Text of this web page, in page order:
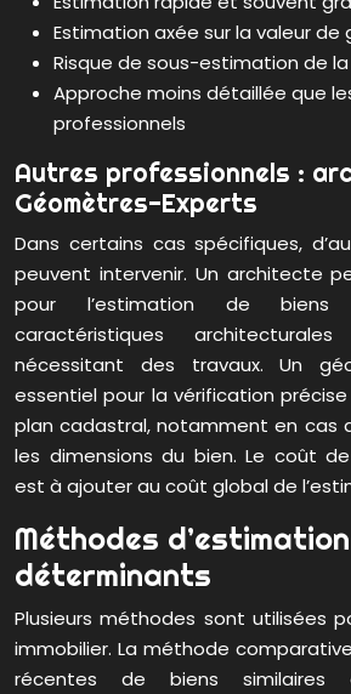
Estimation axée sur la valeur de
Risque de sous-estimation de
Approche moins détaillée que
professionnels
Autres professionnels :
Géomètres-Experts
Dans certains cas spécifiques,
peuvent intervenir. Un architecte
pour l’estimation de biens
caractéristiques
nécessitant des travaux. Un
essentiel pour la vérification
plan cadastral, notamment en cas
les dimensions du bien. Le coût
est à ajouter au coût global de
Méthodes
déterminants
Plusieurs méthodes sont utilisées
immobilier. La méthode
récentes de biens similaires